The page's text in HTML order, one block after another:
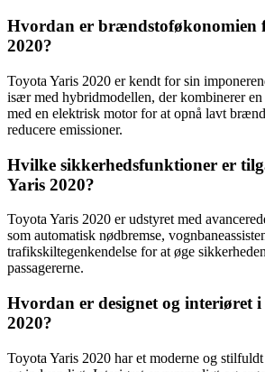
Hvordan er brændstoføkonomien
2020?
Toyota Yaris 2020 er kendt for sin
især med hybridmodellen, der kombinerer
med en elektrisk motor for at opnå lavt
reducere emissioner.
Hvilke sikkerhedsfunktioner er
Yaris 2020?
Toyota Yaris 2020 er udstyret med
som automatisk nødbremse,
trafikskiltegenkendelse for at øge
passagererne.
Hvordan er designet og interiøret
2020?
Toyota Yaris 2020 har et moderne og